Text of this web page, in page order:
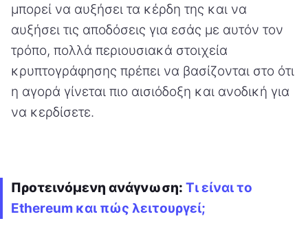
μπορεί να αυξήσει τα κέρδη της και να
αυξήσει τις αποδόσεις για εσάς με αυτόν τον
τρόπο, πολλά περιουσιακά στοιχεία
κρυπτογράφησης πρέπει να βασίζονται στο ότι
η αγορά γίνεται πιο αισιόδοξη και ανοδική για
να κερδίσετε.
Προτεινόμενη ανάγνωση: Τι είναι το
Ethereum και πώς λειτουργεί;